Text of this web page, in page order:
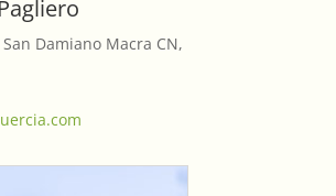
Damiano Macra CN,